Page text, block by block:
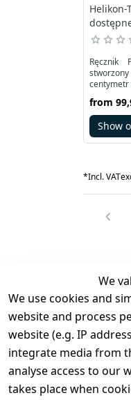
Helikon-
Ręcznik
centymetr
mokrym
czemu
from
Show
*Incl. VAT
We
We use cookies and
website and process
website (e.g. IP
integrate media from
analyse access to our
takes place when
Legal
Terms and
Conditions
Legal
disclosure
Contact
Register